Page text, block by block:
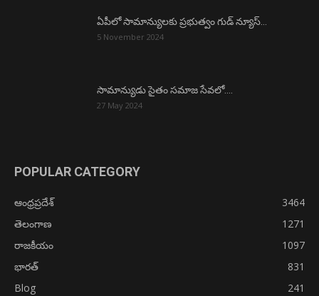
ఏపీలో సామాన్యులకు ప్రభుత్వం గుడ్ న్యూస్…
5 November 2024
సామాన్యుడు సైతం సమాజ సేవలో….
27 May 2024
POPULAR CATEGORY
ఆంధ్రప్రదేశ్
3464
తెలంగాణ
1271
రాజకీయం
1097
భారత్
831
Blog
241